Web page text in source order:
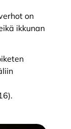
on
ikkunan